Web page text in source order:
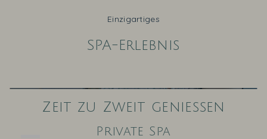
Einzigartiges
SPA-Erlebnis
Shower Walk
Lassen Sie sich von einem warmen Tropenregen und
Vogelgezwitscher auf dem Weg zum erfrischenden
Ruheraum
Erleben Sie entspannende Momente nach Ihrem
Zeit zu Zweit genießen
Private Spa